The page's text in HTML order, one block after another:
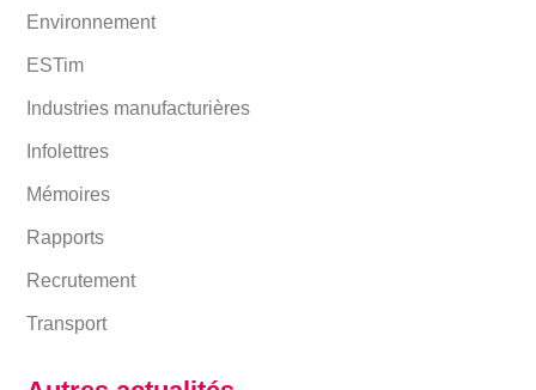
Environnement
ESTim
Industries manufacturières
Infolettres
Mémoires
Rapports
Recrutement
Transport